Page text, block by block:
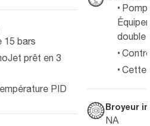
15 bars
prêt en 3
PID
double
Cette
Broyeur
NA